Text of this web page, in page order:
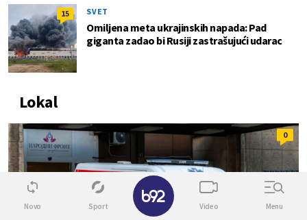
15 SVET
Omiljena meta ukrajinskih napada: Pad
giganta zadao bi Rusiji zastrašujući udarac
Lokal
0
Novo Sport Video Menu
✕